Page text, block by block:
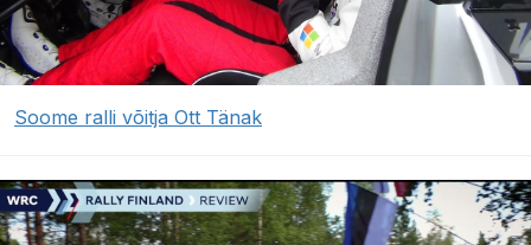
Soome ralli võitja Ott Tänak